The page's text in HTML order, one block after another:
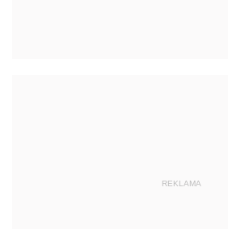
REKLAMA